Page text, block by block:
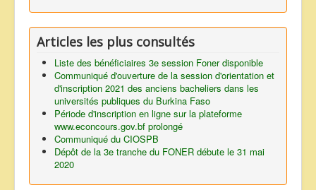
Articles les plus consultés
Liste des bénéficiaires 3e session Foner disponible
Communiqué d'ouverture de la session d'orientation et
d'inscription 2021 des anciens bacheliers dans les
universités publiques du Burkina Faso
Période d'inscription en ligne sur la plateforme
www.econcours.gov.bf prolongé
Communiqué du CIOSPB
Dépôt de la 3e tranche du FONER débute le 31 mai
2020